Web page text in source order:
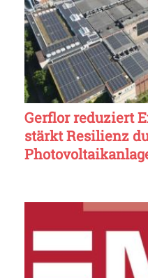
Gerflor reduziert
stärkt Resilienz